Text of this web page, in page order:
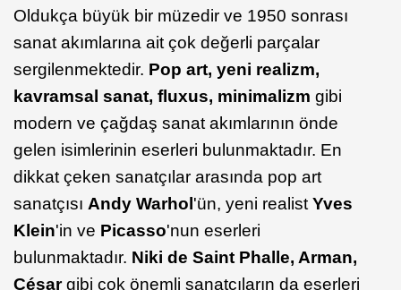
Oldukça büyük bir müzedir ve 1950 sonrası
sanat akımlarına ait çok değerli parçalar
sergilenmektedir. Pop art, yeni realizm,
kavramsal sanat, fluxus, minimalizm gibi
modern ve çağdaş sanat akımlarının önde
gelen isimlerinin eserleri bulunmaktadır. En
dikkat çeken sanatçılar arasında pop art
sanatçısı Andy Warhol 'ün, yeni realistYves
Klein'in ve Picasso'nun eserleri
bulunmaktadır. Niki de Saint Phalle, Arman,
Cé​sargibi çok önemli sanatçıların da eserleri